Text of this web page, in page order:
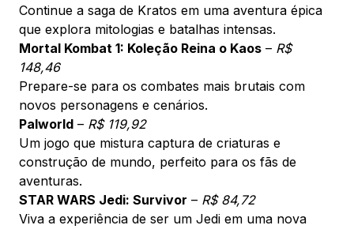
Continue a saga de Kratos em uma aventura épica
que explora mitologias e batalhas intensas.
Mortal Kombat 1: Koleção Reina o Kaos – R$
148,46
Prepare-se para os combates mais brutais com
novos personagens e cenários.
Palworld – R$ 119,92
Um jogo que mistura captura de criaturas e
construção de mundo, perfeito para os fãs de
aventuras.
STAR WARS Jedi: Survivor – R$ 84,72
Viva a experiência de ser um Jedi em uma nova